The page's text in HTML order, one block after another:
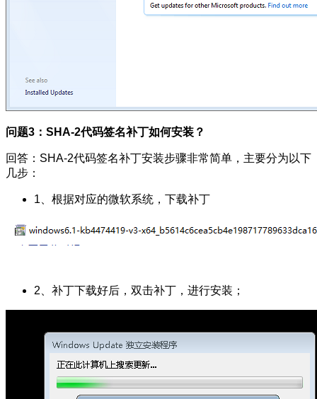
问题3：SHA-2代码签名补丁如何安装？
回答：SHA-2代码签名补丁安装步骤非常简单，主要分为以下
几步：
1、根据对应的微软系统， 下载补丁
2、补丁下载好后，双击补丁，进行安装；